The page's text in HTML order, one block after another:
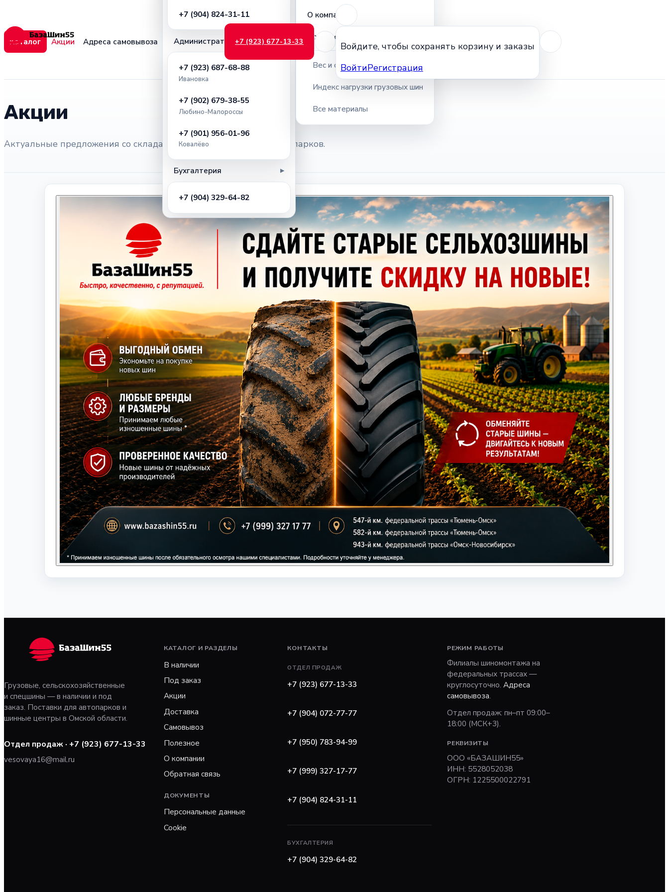
Каталог Акции Адреса самовывоза
+7 (904) 824-31-11
Администраторы ▶
+7 (923) 687-68-88
Ивановка
+7 (902) 679-38-55
Любино-Малороссы
+7 (901) 956-01-96
Ковалёво
Бухгалтерия ▶
+7 (904) 329-64-82
О компании
Полезное
Вес и объём грузовых шин
Индекс нагрузки грузовых шин
Все материалы
+7 (923) 677-13-33
Войдите, чтобы сохранять корзину и заказы
ВойтиРегистрация
Акции
Актуальные предложения со склада и сезонные условия для автопарков.
Грузовые, сельскохозяйственные
и спецшины — в наличии и под
заказ. Поставки для автопарков и
шинные центры в Омской области.
Отдел продаж · +7 (923) 677-13-33
vesovaya16@mail.ru
КАТАЛОГ И РАЗДЕЛЫ
В наличии
Под заказ
Акции
Доставка
Самовывоз
Полезное
О компании
Обратная связь
ДОКУМЕНТЫ
Персональные данные
Cookie
КОНТАКТЫ
ОТДЕЛ ПРОДАЖ
+7 (923) 677-13-33
+7 (904) 072-77-77
+7 (950) 783-94-99
+7 (999) 327-17-77
+7 (904) 824-31-11
БУХГАЛТЕРИЯ
+7 (904) 329-64-82
РЕЖИМ РАБОТЫ
Филиалы шиномонтажа на
федеральных трассах —
круглосуточно. Адреса
самовывоза.
Отдел продаж: пн–пт 09:00–
18:00 (МСК+3).
РЕКВИЗИТЫ
ООО «БАЗАШИН55»
ИНН: 5528052038
ОГРН: 1225500022791